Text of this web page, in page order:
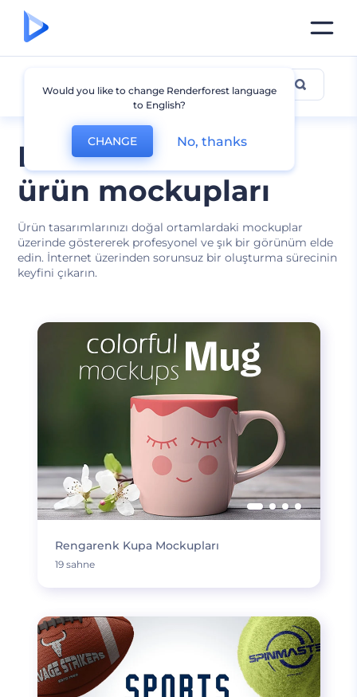
Farklı ortamlarda
ürün mockupları
Ürün tasarımlarınızı doğal ortamlardaki mockuplar
üzerinde göstererek profesyonel ve şık bir görünüm elde
edin. İnternet üzerinden sorunsuz bir oluşturma sürecinin
keyfini çıkarın.
Ürünler
Rengarenk Kupa Mockupları
19 sahne
Would you like to change Renderforest language
to English?
CHANGE No, thanks